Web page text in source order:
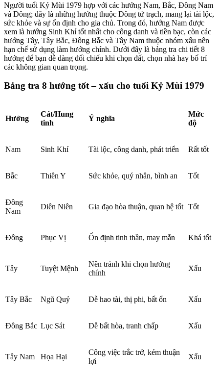
Người tuổi Kỷ Mùi 1979 hợp với các hướng Nam, Bắc, Đông Nam
và Đông; đây là những hướng thuộc Đông tứ trạch, mang lại tài lộc,
sức khỏe và sự ổn định cho gia chủ. Trong đó, hướng Nam được
xem là hướng Sinh Khí tốt nhất cho công danh và tiền bạc, còn các
hướng Tây, Tây Bắc, Đông Bắc và Tây Nam thuộc nhóm xấu nên
hạn chế sử dụng làm hướng chính. Dưới đây là bảng tra chi tiết 8
hướng để bạn dễ dàng đối chiếu khi chọn đất, chọn nhà hay bố trí
các không gian quan trọng.
Bảng tra 8 hướng tốt – xấu cho tuổi Kỷ Mùi 1979
Hướng
Cát/Hung
tinh
Ý nghĩa
Mức
độ
Nam Sinh Khí Tài lộc, công danh, phát triển Rất tốt
Bắc Thiên Y Sức khỏe, quý nhân, bình an Tốt
Đông
Nam
Diên Niên Gia đạo hòa thuận, quan hệ tốt Tốt
Đông Phục Vị Ổn định tinh thần, may mắn Khá tốt
Tây Tuyệt Mệnh
Nên tránh khi chọn hướng
chính
Xấu
Tây Bắc Ngũ Quỷ Dễ hao tài, thị phi, bất ổn Xấu
Đông Bắc Lục Sát Dễ bất hòa, tranh chấp Xấu
Tây Nam Họa Hại
Công việc trắc trở, kém thuận
lợi
Xấu